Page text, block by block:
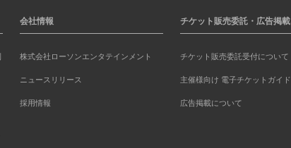
会社情報
株式会社ローソンエンタテインメント
ニュースリリース
採用情報
チケット販売委託・広告掲載
チケット販売委託受付について
主催様向け 電子チケットガイド
広告掲載について